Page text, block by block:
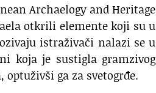
Archaelogy and Heritage
otkrili elemente koji su u
istraživači nalazi se u
koja je sustigla gramzivog
ga za svetogrđe.